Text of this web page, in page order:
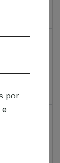
por
e